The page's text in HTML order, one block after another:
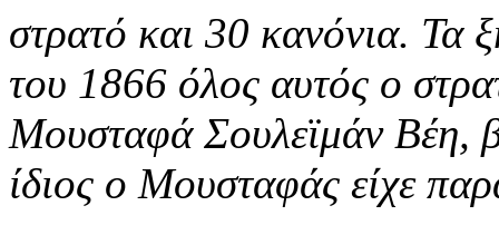
στρατό και 30 κανόνια. Τα
του 1866 όλος αυτός ο
Μουσταφά Σουλεϊμάν Βέη,
ίδιος ο Μουσταφάς είχε